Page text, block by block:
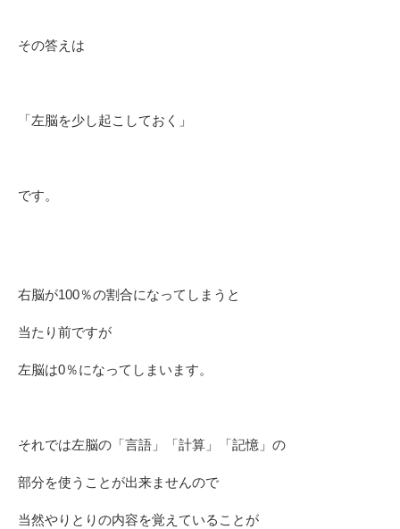
その答えは
「左脳を少し起こしておく」
です。
右脳が100％の割合になってしまうと
当たり前ですが
左脳は0％になってしまいます。
それでは左脳の「言語」「計算」「記憶」の
部分を使うことが出来ませんので
当然やりとりの内容を覚えていることが